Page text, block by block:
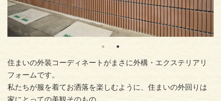
住まいの外装コーディネートがまさに外構・エクステリアリ
フォームです。
私たちが服を着てお洒落を楽しむように、住まいの外回りは
家にとっての美観そのもの。